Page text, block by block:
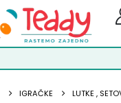
IGRAČKE LUTKE ,